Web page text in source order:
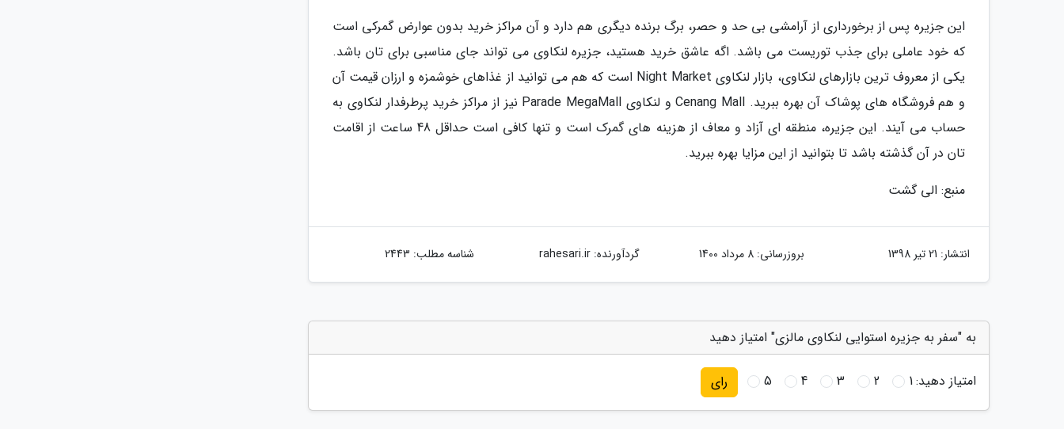
این جزیره پس از برخورداری از آرامشی بی حد و حصر، برگ برنده دیگری هم دارد و آن مراکز خرید بدون عوارض گمرکی است
که خود عاملی برای جذب توریست می باشد. اگه عاشق خرید هستید، جزیره لنکاوی می تواند جای مناسبی برای تان باشد.
یکی از معروف ترین بازارهای لنکاوی، بازار لنکاوی Night Market است که هم می توانید از غذاهای خوشمزه و ارزان قیمت آن
و هم فروشگاه های پوشاک آن بهره ببرید. Cenang Mall و لنکاوی Parade MegaMall نیز از مراکز خرید پرطرفدار لنکاوی به
حساب می آیند. این جزیره، منطقه ای آزاد و معاف از هزینه های گمرک است و تنها کافی است حداقل 48 ساعت از اقامت
تان در آن گذشته باشد تا بتوانید از این مزایا بهره ببرید.
منبع: الی گشت
انتشار: 21 تیر 1398 بروزرسانی: 8 مرداد 1400 گردآورنده:rahesari.ir شناسه مطلب: 2443
به "سفر به جزیره استوایی لنکاوی مالزی" امتیاز دهید
امتیاز دهید:1
2
3
4
5 رای